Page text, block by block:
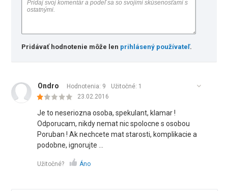
Pridávať hodnotenie môže len prihlásený používateľ.
Ondro Hodnotenia: 9 Užitočné: 1
23.02.2016
Je to neseriozna osoba, spekulant, klamar !
Odporucam, nikdy nemat nic spolocne s osobou
Poruban ! Ak nechcete mat starosti, komplikacie a
podobne, ignorujte ...
Užitočné? Áno